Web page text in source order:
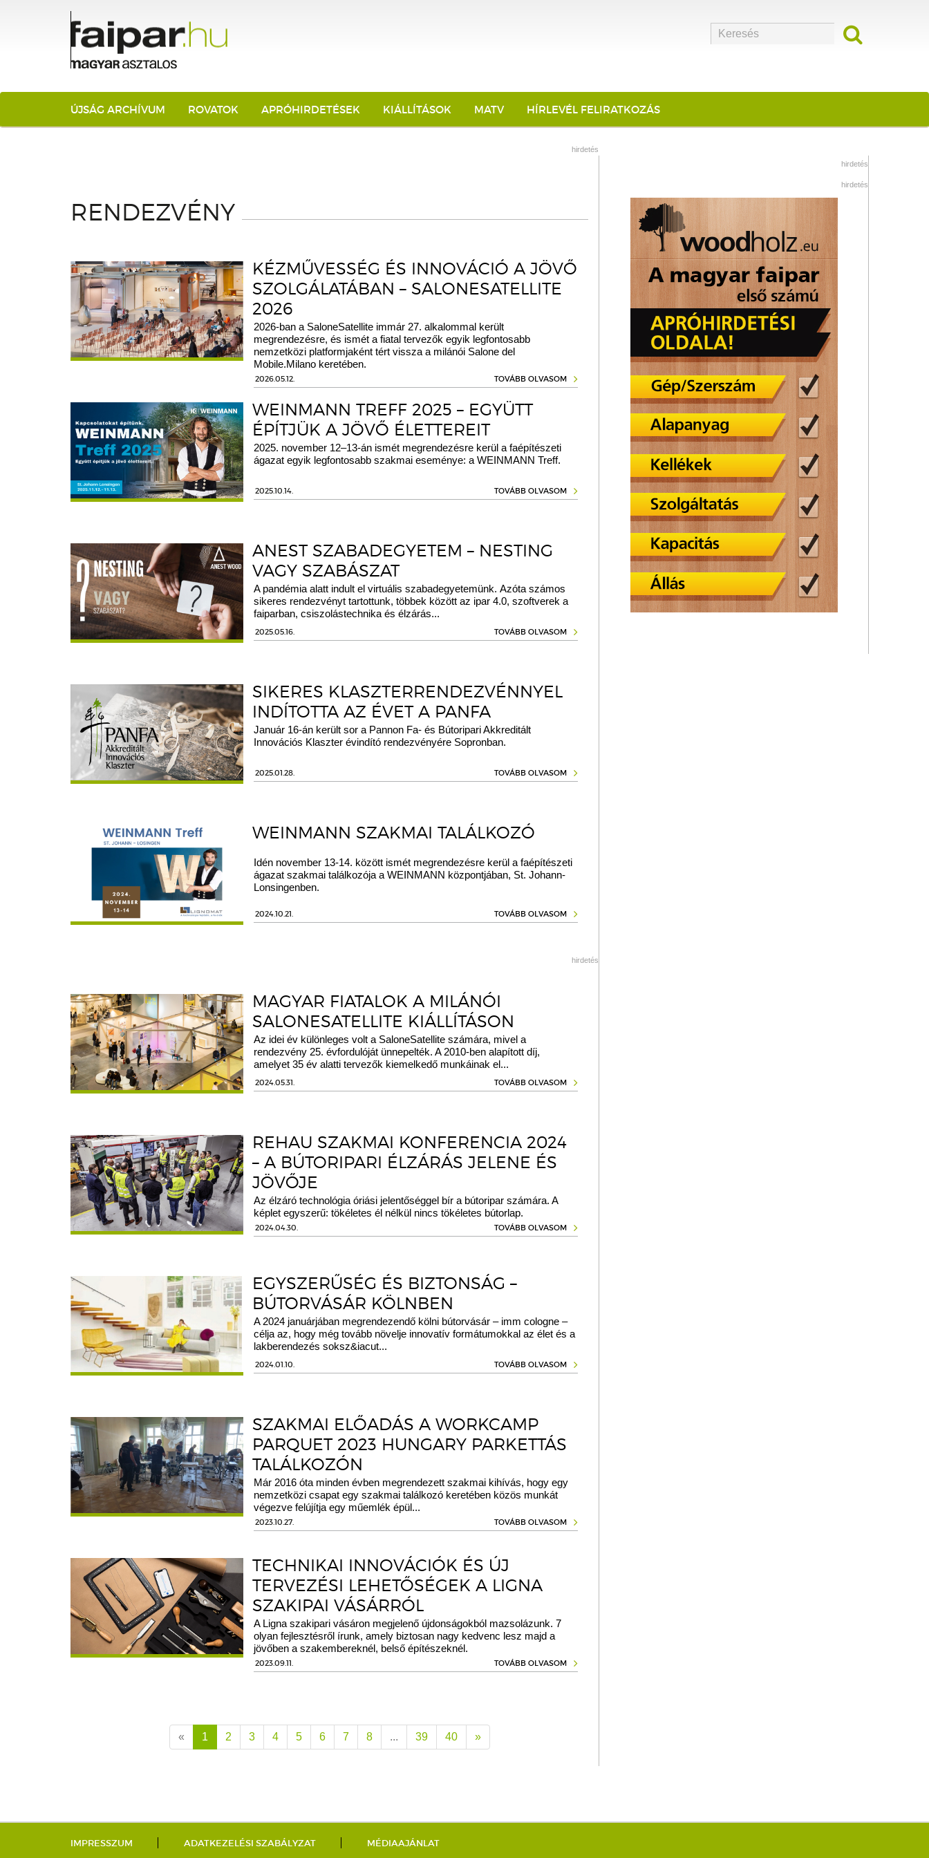
ÚJSÁG ARCHÍVUM ROVATOK APRÓHIRDETÉSEK KIÁLLÍTÁSOK MATV HÍRLEVÉL FELIRATKOZÁS
hirdetés
RENDEZVÉNY
KÉZMŰVESSÉG ÉS INNOVÁCIÓ A JÖVŐ
SZOLGÁLATÁBAN – SALONESATELLITE
2026
2026-ban a SaloneSatellite immár 27. alkalommal került
megrendezésre, és ismét a fiatal tervezők egyik legfontosabb
nemzetközi platformjaként tért vissza a milánói Salone del
Mobile.Milano keretében.
2026.05.12. TOVÁBB OLVASOM
WEINMANN TREFF 2025 – EGYÜTT
ÉPÍTJÜK A JÖVŐ ÉLETTEREIT
2025. november 12–13-án ismét megrendezésre kerül a faépítészeti
ágazat egyik legfontosabb szakmai eseménye: a WEINMANN Treff.
2025.10.14. TOVÁBB OLVASOM
ANEST SZABADEGYETEM – NESTING
VAGY SZABÁSZAT
A pandémia alatt indult el virtuális szabadegyetemünk. Azóta számos
sikeres rendezvényt tartottunk, többek között az ipar 4.0, szoftverek a
faiparban, csiszolástechnika és élzárás...
2025.05.16. TOVÁBB OLVASOM
SIKERES KLASZTERRENDEZVÉNNYEL
INDÍTOTTA AZ ÉVET A PANFA
Január 16-án került sor a Pannon Fa- és Bútoripari Akkreditált
Innovációs Klaszter évindító rendezvényére Sopronban.
2025.01.28. TOVÁBB OLVASOM
WEINMANN SZAKMAI TALÁLKOZÓ
Idén november 13-14. között ismét megrendezésre kerül a faépítészeti
ágazat szakmai találkozója a WEINMANN központjában, St. Johann-
Lonsingenben.
2024.10.21. TOVÁBB OLVASOM
hirdetés
MAGYAR FIATALOK A MILÁNÓI
SALONESATELLITE KIÁLLÍTÁSON
Az idei év különleges volt a SaloneSatellite számára, mivel a
rendezvény 25. évfordulóját ünnepelték. A 2010-ben alapított díj,
amelyet 35 év alatti tervezők kiemelkedő munkáinak el...
2024.05.31. TOVÁBB OLVASOM
REHAU SZAKMAI KONFERENCIA 2024
– A BÚTORIPARI ÉLZÁRÁS JELENE ÉS
JÖVŐJE
Az élzáró technológia óriási jelentőséggel bír a bútoripar számára. A
képlet egyszerű: tökéletes él nélkül nincs tökéletes bútorlap.
2024.04.30. TOVÁBB OLVASOM
EGYSZERŰSÉG ÉS BIZTONSÁG –
BÚTORVÁSÁR KÖLNBEN
A 2024 januárjában megrendezendő kölni bútorvásár – imm cologne –
célja az, hogy még tovább növelje innovatív formátumokkal az élet és a
lakberendezés soksz&iacut...
2024.01.10. TOVÁBB OLVASOM
SZAKMAI ELŐADÁS A WORKCAMP
PARQUET 2023 HUNGARY PARKETTÁS
TALÁLKOZÓN
Már 2016 óta minden évben megrendezett szakmai kihívás, hogy egy
nemzetközi csapat egy szakmai találkozó keretében közös munkát
végezve felújítja egy műemlék épül...
2023.10.27. TOVÁBB OLVASOM
TECHNIKAI INNOVÁCIÓK ÉS ÚJ
TERVEZÉSI LEHETŐSÉGEK A LIGNA
SZAKIPAI VÁSÁRRÓL
A Ligna szakipari vásáron megjelenő újdonságokból mazsolázunk. 7
olyan fejlesztésről írunk, amely biztosan nagy kedvenc lesz majd a
jövőben a szakembereknél, belső építészeknél.
2023.09.11. TOVÁBB OLVASOM
« 1 2 3 4 5 6 7 8 ... 39 40 »
hirdetés
hirdetés
IMPRESSZUM ADATKEZELÉSI SZABÁLYZAT MÉDIAAJÁNLAT